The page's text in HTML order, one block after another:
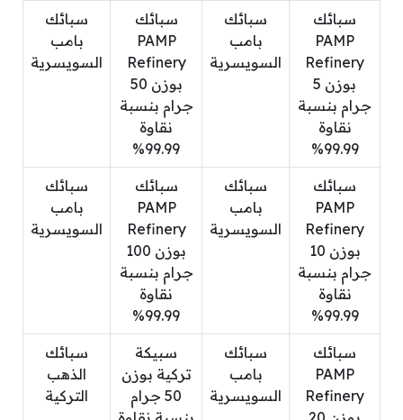
سبائك
PAMP
Refinery
بوزن 5
جرام بنسبة
نقاوة
99.99%
سبائك
بامب
السويسرية
سبائك
PAMP
Refinery
بوزن 50
جرام بنسبة
نقاوة
99.99%
سبائك
بامب
السويسرية
سبائك
PAMP
Refinery
بوزن 10
جرام بنسبة
نقاوة
99.99%
سبائك
بامب
السويسرية
سبائك
PAMP
Refinery
بوزن 100
جرام بنسبة
نقاوة
99.99%
سبائك
بامب
السويسرية
سبائك
PAMP
Refinery
سبائك
بامب
السويسرية
سبيكة
تركية بوزن
50 جرام
سبائك
الذهب
التركية